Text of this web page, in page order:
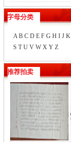
字母分类
A B C D E F G H I J K
S T U V W X Y Z
推荐拍卖